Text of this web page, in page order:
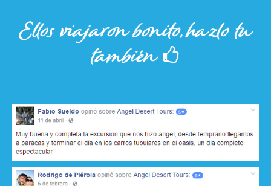
Ellos viajaron bonito,hazlo tu
también